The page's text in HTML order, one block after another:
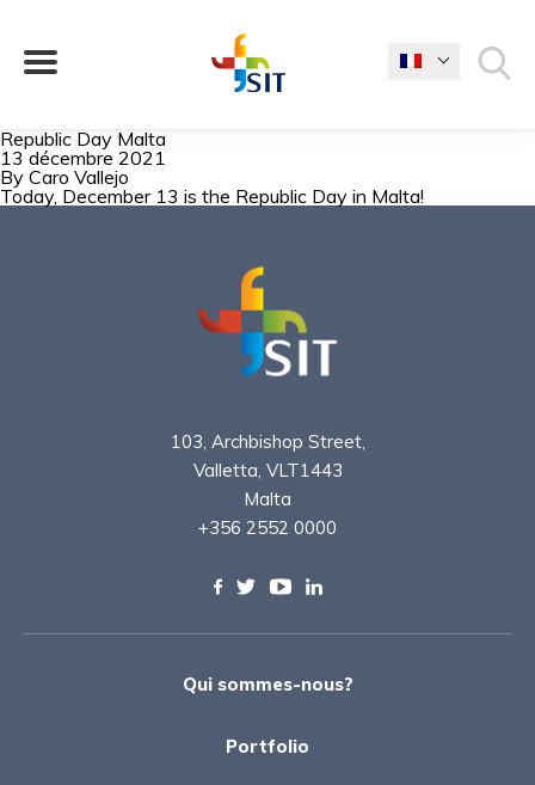
QUE CHERCHEZ-VOUS?
Republic Day Malta
13 décembre 2021
By Caro Vallejo
Today, December 13 is the Republic Day in Malta!
103, Archbishop Street,
Valletta, VLT1443
Malta
+356 2552 0000
Qui sommes-nous?
Portfolio